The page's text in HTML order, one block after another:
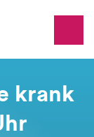
krank